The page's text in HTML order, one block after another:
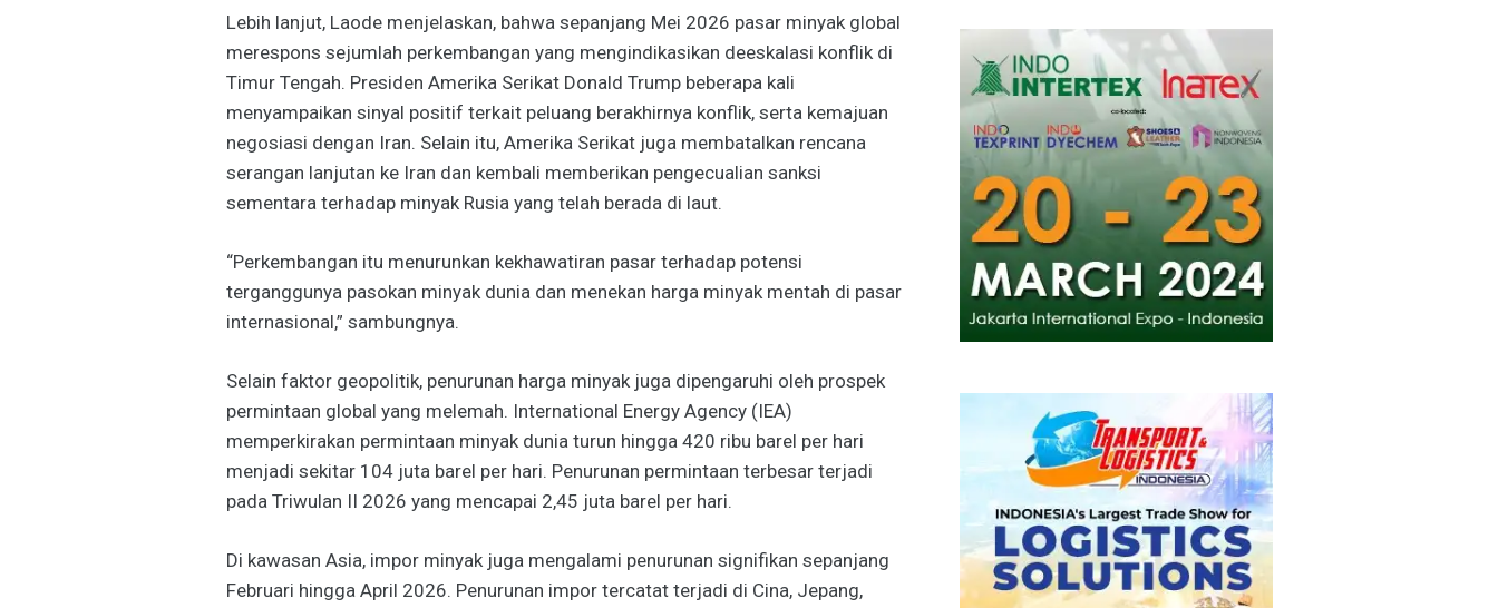
Lebih lanjut, Laode menjelaskan, bahwa sepanjang Mei 2026 pasar minyak global
merespons sejumlah perkembangan yang mengindikasikan deeskalasi konflik di
Timur Tengah. Presiden Amerika Serikat Donald Trump beberapa kali
menyampaikan sinyal positif terkait peluang berakhirnya konflik, serta kemajuan
negosiasi dengan Iran. Selain itu, Amerika Serikat juga membatalkan rencana
serangan lanjutan ke Iran dan kembali memberikan pengecualian sanksi
sementara terhadap minyak Rusia yang telah berada di laut.
“Perkembangan itu menurunkan kekhawatiran pasar terhadap potensi
terganggunya pasokan minyak dunia dan menekan harga minyak mentah di pasar
internasional,” sambungnya.
Selain faktor geopolitik, penurunan harga minyak juga dipengaruhi oleh prospek
permintaan global yang melemah. International Energy Agency (IEA)
memperkirakan permintaan minyak dunia turun hingga 420 ribu barel per hari
menjadi sekitar 104 juta barel per hari. Penurunan permintaan terbesar terjadi
pada Triwulan II 2026 yang mencapai 2,45 juta barel per hari.
Di kawasan Asia, impor minyak juga mengalami penurunan signifikan sepanjang
Februari hingga April 2026. Penurunan impor tercatat terjadi di Cina, Jepang,